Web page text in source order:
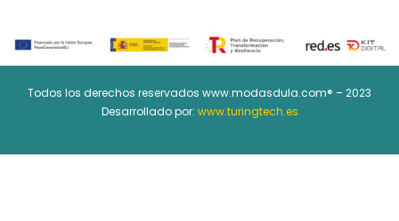
Todos los derechos reservados www.modasdula.com® – 2023
Desarrollado por: www.turingtech.es